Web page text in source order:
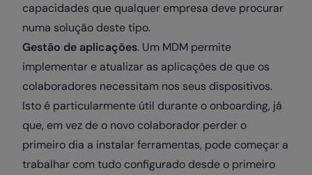
capacidades que qualquer empresa deve procurar
numa solução deste tipo.
Gestão de aplicações. Um MDM permite
implementar e atualizar as aplicações de que os
colaboradores necessitam nos seus dispositivos.
Isto é particularmente útil durante o onboarding, já
que, em vez de o novo colaborador perder o
primeiro dia a instalar ferramentas, pode começar a
trabalhar com tudo configurado desde o primeiro